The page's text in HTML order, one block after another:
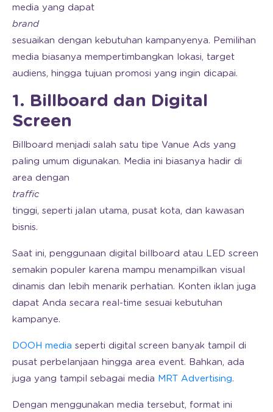
media yang dapat
brand
sesuaikan dengan kebutuhan kampanyenya. Pemilihan
media biasanya mempertimbangkan lokasi, target
audiens, hingga tujuan promosi yang ingin dicapai.
1. Billboard dan Digital
Screen
Billboard menjadi salah satu tipe Vanue Ads yang
paling umum digunakan. Media ini biasanya hadir di
area dengan
traffic
tinggi, seperti jalan utama, pusat kota, dan kawasan
bisnis.
Saat ini, penggunaan digital billboard atau LED screen
semakin populer karena mampu menampilkan visual
dinamis dan lebih menarik perhatian. Konten iklan juga
dapat Anda secara real-time sesuai kebutuhan
kampanye.
DOOH media seperti digital screen banyak tampil di
pusat perbelanjaan hingga area event. Bahkan, ada
juga yang tampil sebagai media MRT Advertising.
Dengan menggunakan media tersebut, format ini